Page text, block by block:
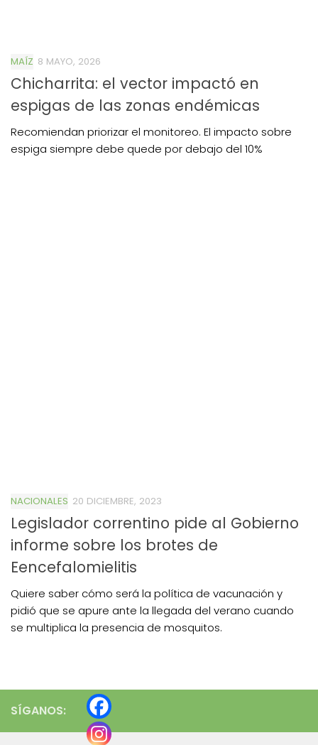
MAÍZ 8 MAYO, 2026
Chicharrita: el vector impactó en
espigas de las zonas endémicas
Recomiendan priorizar el monitoreo. El impacto sobre
espiga siempre debe quede por debajo del 10%
NACIONALES 20 DICIEMBRE, 2023
Legislador correntino pide al Gobierno
informe sobre los brotes de
Eencefalomielitis
Quiere saber cómo será la política de vacunación y
pidió que se apure ante la llegada del verano cuando
se multiplica la presencia de mosquitos.
SÍGANOS: